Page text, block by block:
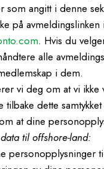
som angitt i denne
på
. Hvis du
alle
i dem.
vi deg om at vi
tilbake dette
at dine
til offshore-land:
personopplysninger